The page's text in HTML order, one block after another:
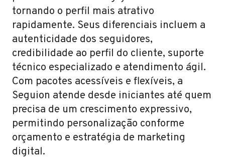
tornando o perfil mais atrativo
rapidamente. Seus diferenciais incluem a
autenticidade dos seguidores,
credibilidade ao perfil do cliente, suporte
técnico especializado e atendimento ágil.
Com pacotes acessíveis e flexíveis, a
Seguion atende desde iniciantes até quem
precisa de um crescimento expressivo,
permitindo personalização conforme
orçamento e estratégia de marketing
digital.